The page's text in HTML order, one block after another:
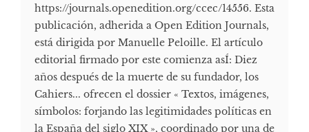
https://journals.openedition.org/ccec/14556. Esta
publicación, adherida a Open Edition Journals,
está dirigida por Manuelle Peloille. El artículo
editorial firmado por este comienza asÍ: Diez
años después de la muerte de su fundador, los
Cahiers... ofrecen el dossier « Textos, imágenes,
símbolos: forjando las legitimidades políticas en
la España del siglo XIX », coordinado por una de